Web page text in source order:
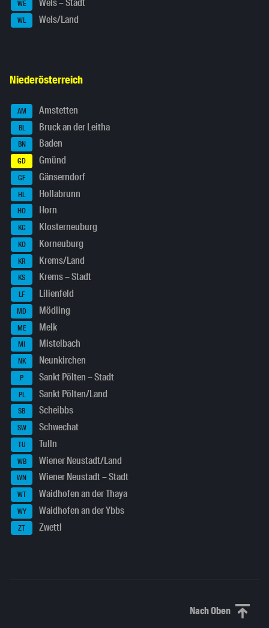
WE Wels – Stadt
WL Wels/Land
Niederösterreich
AM Amstetten
BL Bruck an der Leitha
BN Baden
GD Gmünd
GF Gänserndorf
HL Hollabrunn
HO Horn
KG Klosterneuburg
KO Korneuburg
KR Krems/Land
KS Krems – Stadt
LF Lilienfeld
MD Mödling
ME Melk
MI Mistelbach
NK Neunkirchen
P Sankt Pölten – Stadt
PL Sankt Pölten/Land
SB Scheibbs
SW Schwechat
TU Tulln
WB Wiener Neustadt/Land
WN Wiener Neustadt – Stadt
WT Waidhofen an der Thaya
WY Waidhofen an der Ybbs
ZT Zwettl
Nach ObenNach oben